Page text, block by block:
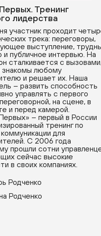
Тренинг
лидерства
участник проходит
трека: переговоры,
выступление,
и публичное интервью. На
сталкивается с
знакомы любому
и решает их. Наша
– развить способность
управлять с первого
на сцене, в
и перед камерой.
– первый в России
тренинг по
для
С 2006 года
прошли сотни
сейчас высокие
в своих компаниях.
Родченко
Родченко